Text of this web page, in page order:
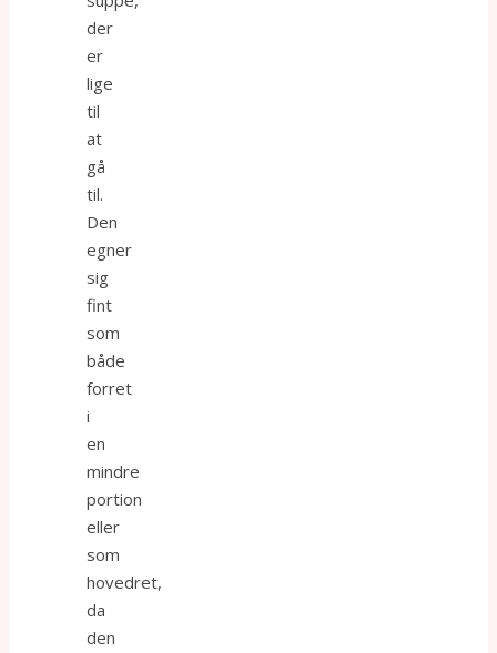
der
er
lige
til
at
gå
til.
Den
egner
sig
fint
som
både
forret
i
en
mindre
portion
eller
som
hovedret,
da
den